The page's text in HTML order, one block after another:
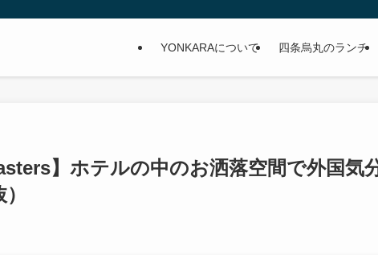
YONKARAについて 四条烏丸のランチ
】ホテルの中のお洒落空間で外国気